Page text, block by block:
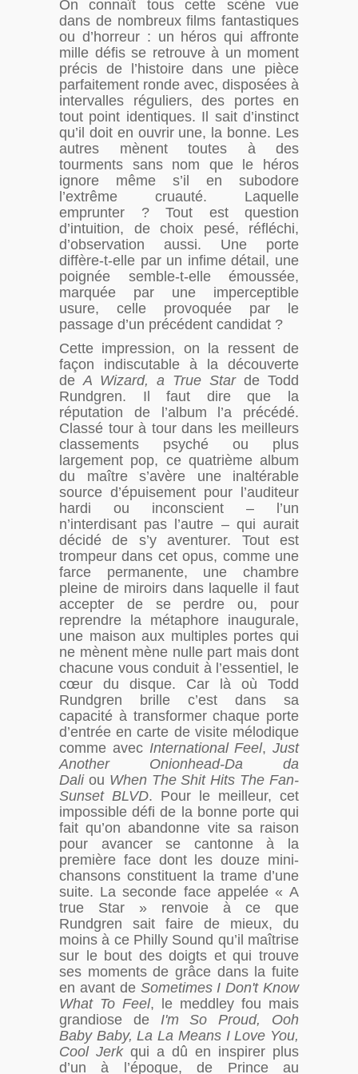
On connaît tous cette scène vue
dans de nombreux films fantastiques
ou d’horreur : un héros qui affronte
mille défis se retrouve à un moment
précis de l’histoire dans une pièce
parfaitement ronde avec, disposées à
intervalles réguliers, des portes en
tout point identiques. Il sait d’instinct
qu’il doit en ouvrir une, la bonne. Les
autres mènent toutes à des
tourments sans nom que le héros
ignore même s’il en subodore
l’extrême cruauté. Laquelle
emprunter ? Tout est question
d’intuition, de choix pesé, réfléchi,
d’observation aussi. Une porte
diffère-t-elle par un infime détail, une
poignée semble-t-elle émoussée,
marquée par une imperceptible
usure, celle provoquée par le
passage d’un précédent candidat ?
Cette impression, on la ressent de
façon indiscutable à la découverte
deA Wizard, a True Star de Todd
Rundgren. Il faut dire que la
réputation de l’album l’a précédé.
Classé tour à tour dans les meilleurs
classements psyché ou plus
largement pop, ce quatrième album
du maître s’avère une inaltérable
source d’épuisement pour l’auditeur
hardi ou inconscient – l’un
n’interdisant pas l’autre – qui aurait
décidé de s’y aventurer. Tout est
trompeur dans cet opus, comme une
farce permanente, une chambre
pleine de miroirs dans laquelle il faut
accepter de se perdre ou, pour
reprendre la métaphore inaugurale,
une maison aux multiples portes qui
ne mènent mène nulle part mais dont
chacune vous conduit à l’essentiel, le
cœur du disque. Car là où Todd
Rundgren brille c’est dans sa
capacité à transformer chaque porte
d’entrée en carte de visite mélodique
comme avec International Feel, Just
Another Onionhead-Da da
Daliou When The Shit Hits The Fan-
Sunset BLVD. Pour le meilleur, cet
impossible défi de la bonne porte qui
fait qu’on abandonne vite sa raison
pour avancer se cantonne à la
première face dont les douze mini-
chansons constituent la trame d’une
suite. La seconde face appelée « A
true Star » renvoie à ce que
Rundgren sait faire de mieux, du
moins à ce Philly Sound qu’il maîtrise
sur le bout des doigts et qui trouve
ses moments de grâce dans la fuite
en avant de Sometimes I Don't Know
What To Feel, le meddley fou mais
grandiose de I'm So Proud, Ooh
Baby Baby, La La Means I Love You,
Cool Jerkqui a dû en inspirer plus
d’un à l’époque, de Prince au